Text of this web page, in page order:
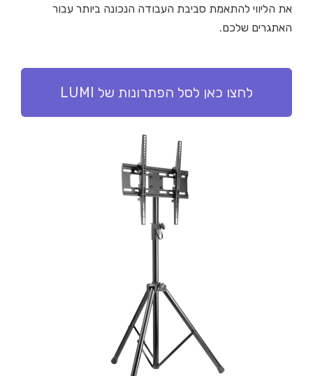
את הליווי להתאמת סביבת העבודה הנכונה ביותר עבור
האתגרים שלכם.
לחצו כאן לסל הפתרונות של LUMI